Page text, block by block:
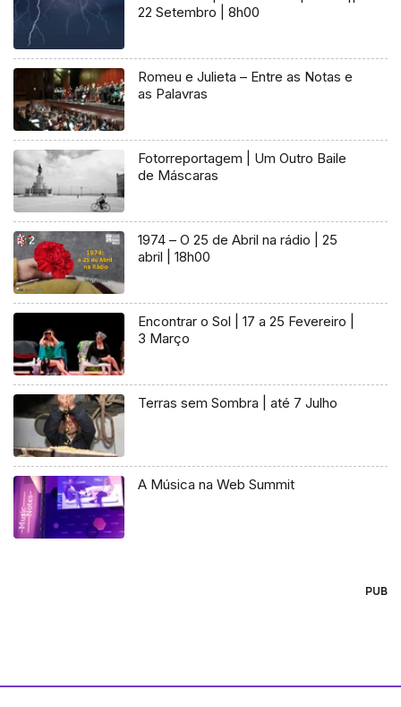
22 Setembro | 8h00
Romeu e Julieta – Entre as Notas e
as Palavras
Fotorreportagem | Um Outro Baile
de Máscaras
1974 – O 25 de Abril na rádio | 25
abril | 18h00
Encontrar o Sol | 17 a 25 Fevereiro |
3 Março
Terras sem Sombra | até 7 Julho
A Música na Web Summit
PUB